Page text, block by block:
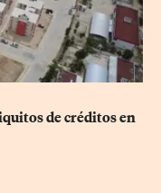
de créditos en